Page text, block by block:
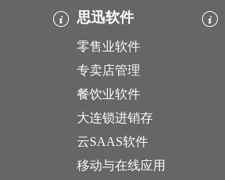
思迅软件
零售业软件
专卖店管理
餐饮业软件
大连锁进销存
云SAAS软件
移动与在线应用